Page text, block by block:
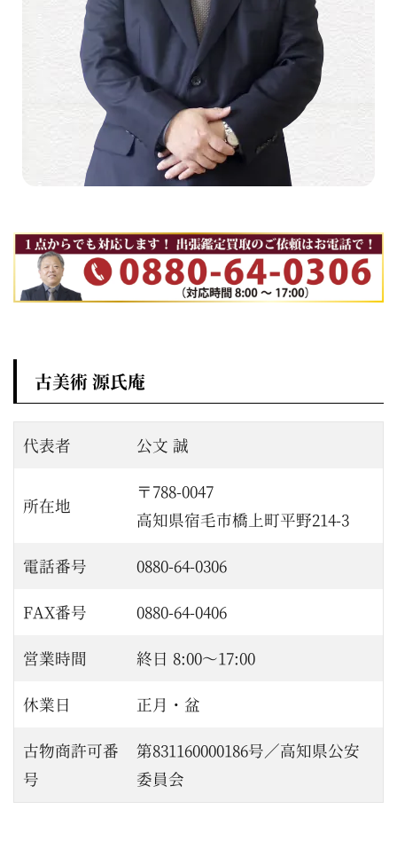
古美術 源氏庵
代表者 公文 誠
所在地
〒788-0047
高知県宿毛市橋上町平野214-3
電話番号 0880-64-0306
FAX番号 0880-64-0406
営業時間 終日 8:00～17:00
休業日 正月・盆
古物商許可番
号
第831160000186号／高知県公安
委員会